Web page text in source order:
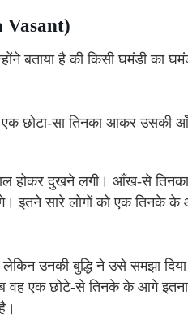
Vasant)
बताया है की किसी घमंडी का
एक छोटा-सा तिनका आकर उसकी
होकर दुखने लगी। आँख-से तिनका
इतने सारे लोगों को एक तिनके के
उनकी बुद्धि ने उसे समझा
वह एक छोटे-से तिनके के आगे इतना